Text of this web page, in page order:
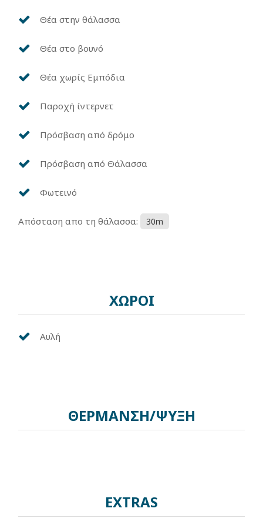
Θέα στην θάλασσα
Θέα στο βουνό
Θέα χωρίς Εμπόδια
Παροχή ίντερνετ
Πρόσβαση από δρόμο
Πρόσβαση από Θάλασσα
Φωτεινό
Απόσταση απο τη θάλασσα: 30m
ΧΩΡΟΙ
Αυλή
ΘΕΡΜΑΝΣΗ/ΨΥΞΗ
EXTRAS